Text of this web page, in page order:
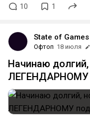
10 1
State of Games
Офтоп 18 июля
Начинаю
ЛЕГЕНДАРНОМУ